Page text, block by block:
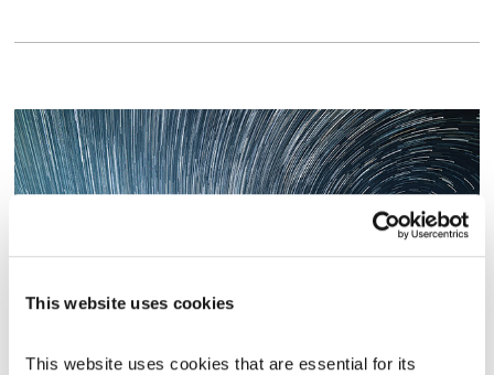
This website uses cookies
This website uses cookies that are essential for its